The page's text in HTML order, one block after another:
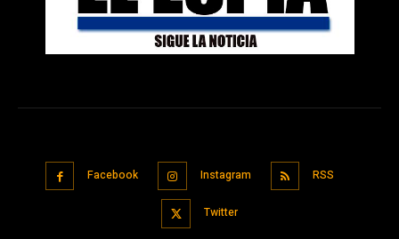
Facebook Instagram RSS
Twitter